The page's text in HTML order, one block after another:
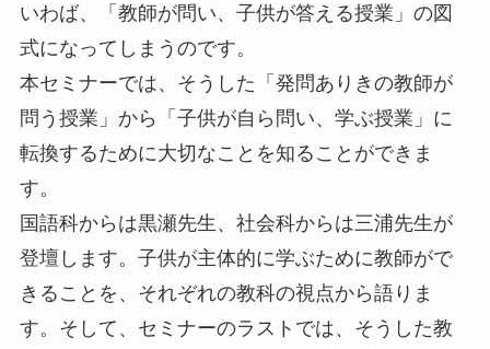
いわば、「教師が問い、子供が答える授業」の図
式になってしまうのです。
本セミナーでは、そうした「発問ありきの教師が
問う授業」から「子供が自ら問い、学ぶ授業」に
転換するために大切なことを知ることができま
す。
国語科からは黒瀬先生、社会科からは三浦先生が
登壇します。子供が主体的に学ぶために教師がで
きることを、それぞれの教科の視点から語りま
す。そして、セミナーのラストでは、そうした教